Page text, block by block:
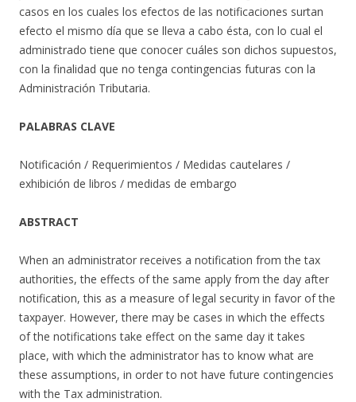
casos en los cuales los efectos de las notificaciones surtan
efecto el mismo día que se lleva a cabo ésta, con lo cual el
administrado tiene que conocer cuáles son dichos supuestos,
con la finalidad que no tenga contingencias futuras con la
Administración Tributaria.
PALABRAS CLAVE
Notificación / Requerimientos / Medidas cautelares /
exhibición de libros / medidas de embargo
ABSTRACT
When an administrator receives a notification from the tax
authorities, the effects of the same apply from the day after
notification, this as a measure of legal security in favor of the
taxpayer. However, there may be cases in which the effects
of the notifications take effect on the same day it takes
place, with which the administrator has to know what are
these assumptions, in order to not have future contingencies
with the Tax administration.